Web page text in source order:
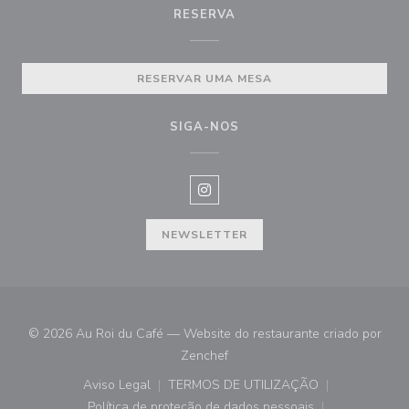
RESERVA
RESERVAR UMA MESA
SIGA-NOS
Instagram ((abre numa nova
NEWSLETTER
© 2026 Au Roi du Café — Website do restaurante criado por
Zenchef((abre numa nova janela))
Aviso Legal
((abre numa nova janela))
TERMOS DE UTILIZAÇÃO
((abre numa nova janela))